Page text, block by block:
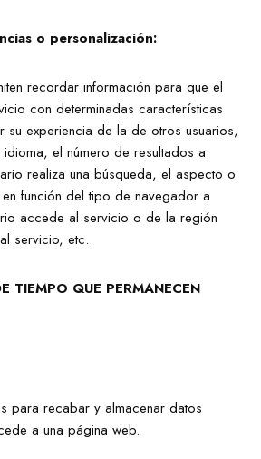
o personalización:
recordar información para que el
con determinadas características
su experiencia de la de otros usuarios,
el número de resultados a
realiza una búsqueda, el aspecto o
función del tipo de navegador a
accede al servicio o de la región
servicio, etc.
TIEMPO QUE PERMANECEN
para recabar y almacenar datos
a una página web.